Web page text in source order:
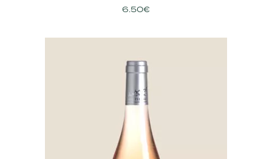
6.50€